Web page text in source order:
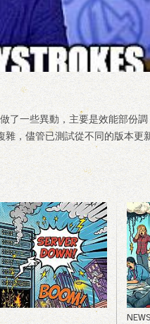
了一些異動，主要是效能部份調
，儘管已測試從不同的版本更
NEWS